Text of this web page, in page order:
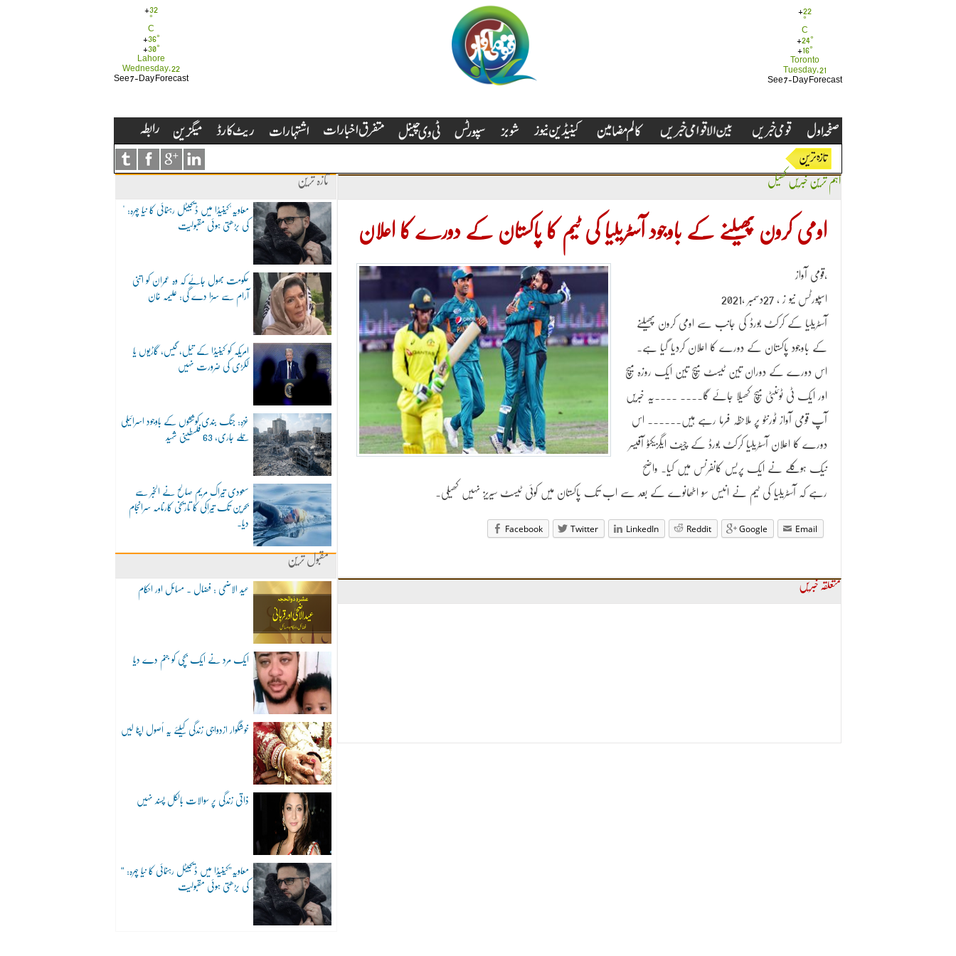
+22
°
C
+24°
+ 16°
Toronto
Tuesday, 21
See 7-Day Forecast
+32
°
C
+36°
+30°
Lahore
Wednesday, 22
See 7-Day Forecast
تازہ ترین
"معاویہ"کینیڈا میں ڈیجیٹل رہنمائی کا نیا چہرہ:
کی بڑھتی ہوئی مقبولیت
حکومت بھول جائے کہ وہ عمران کو اتنی
آرام سے سزا دے گی: علیمہ خان
امریکہ کو کینیڈا کے تیل، گیس، گاڑیوں یا
لکڑی کی ضرورت نہیں
غزہ: جنگ بندی کوششوں کے باوجود اسرائیلی
حملے جاری، 63 فلسطینی شہید
سعودی تیراک مریم صالح نے الخبر سے
بحرین تک تیراکی کا تاریخی کارنامہ سرانجام
دیا۔
مقبول ترین
عید الاضحی : فضال ۔ مسائل اور احکام
ایک مرد نے ایک بچی کو جنم دے دیا
خوشگوار ازدواجی زندگی کیلئے یہ اُصول اپنا لیں
ذاتی زندگی پر سوالات بالکل پسند نہیں
“معاویہ”کینیڈا میں ڈیجیٹل رہنمائی کا نیا چہرہ:
کی بڑھتی ہوئی مقبولیت
اہم ترین خبریں کھیل
اومی کرون پھیلنے کے باوجود آسٹریلیا کی ٹیم کا پاکستان کے دورے کا اعلان
قومی آواز،
اسپورٹس نیو ز ، 27دسمبر ،2021
آسٹریلیا کے کرکٹ بورڈ کی جانب سے اومی کرون پھیلنے
کے باوجود پاکستان کے دورے کا اعلان کردیا گیا ہے۔
اس دورے کے دوران تین ٹیسٹ میچ تین ایک روزہ میچ
اور ایک ٹی ٹوئنٹی میچ کھیلا جائے گا۔۔۔۔ ۔۔۔۔یہ خبریں
آپ قومی آواز ٹورنٹو پر ملاحظہ فرما رہے ہیں۔۔۔۔۔۔ اس
دورے کا اعلان آسٹریلیا کرکٹ بورڈ کے چیف ایگزیکٹو آفیسر
نیک ہوکلے نے ایک پریس کانفرنس میں کیا۔ واضح
رہے کہ آسٹریلیا کی ٹیم نے انیس سو اٹھانوے کے بعد سے اب تک پاکستان میں کوئی ٹیسٹ سیریز نہیں کھیلی۔
Facebook Twitter LinkedIn Reddit Google Email
متعلقہ خبریں